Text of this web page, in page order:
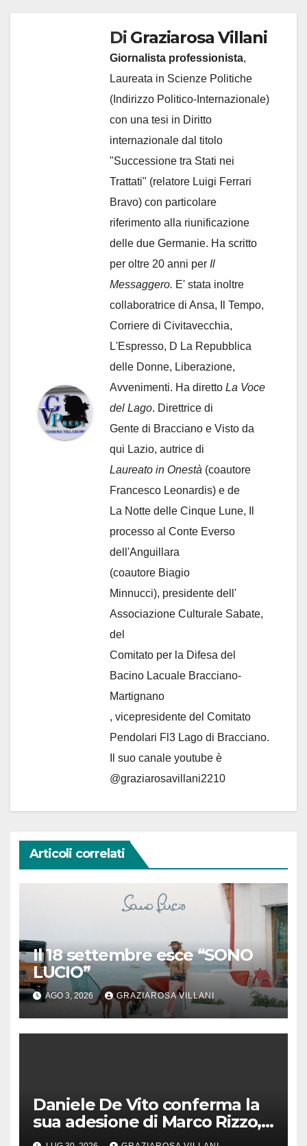
Di Graziarosa Villani
Giornalista professionista,
Laureata in Scienze Politiche
(Indirizzo Politico-Internazionale)
con una tesi in Diritto
internazionale dal titolo
"Successione tra Stati nei
Trattati" (relatore Luigi Ferrari
Bravo) con particolare
riferimento alla riunificazione
delle due Germanie. Ha scritto
per oltre 20 anni per Il
Messaggero. E' stata inoltre
collaboratrice di Ansa, Il Tempo,
Corriere di Civitavecchia,
L'Espresso, D La Repubblica
delle Donne, Liberazione,
Avvenimenti. Ha diretto La Voce
del Lago. Direttrice di
Gente di Bracciano e Visto da
qui Lazio, autrice di
Laureato in Onestà (coautore
Francesco Leonardis) e de
La Notte delle Cinque Lune, Il
processo al Conte Everso
dell'Anguillara
(coautore Biagio
Minnucci), presidente dell'
Associazione Culturale Sabate,
del
Comitato per la Difesa del
Bacino Lacuale Bracciano-
Martignano
, vicepresidente del Comitato
Pendolari Fl3 Lago di Bracciano.
Il suo canale youtube è
@graziarosavillani2210
Articoli correlati
Il 18 settembre esce “SONO
LUCIO”
AGO 3, 2026 GRAZIAROSA VILLANI
Daniele De Vito conferma la
sua adesione di Marco Rizzo,
nel rispetto delle decisioni